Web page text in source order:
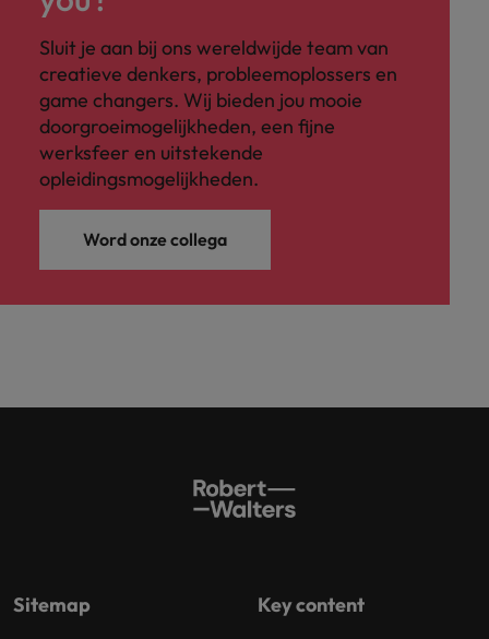
Sluit je aan bij ons wereldwijde team van
creatieve denkers, probleemoplossers en
game changers. Wij bieden jou mooie
doorgroeimogelijkheden, een fijne
werksfeer en uitstekende
opleidingsmogelijkheden.
Word onze collega
Sitemap Key content